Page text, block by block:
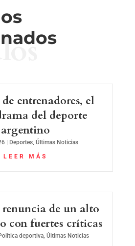
entrenadores, el
del deporte
argentino
| Deportes, Últimas Noticias
LEER MÁS
de un alto
con fuertes críticas
deportiva,Últimas Noticias